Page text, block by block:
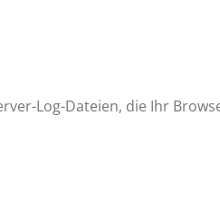
Log-Dateien, die Ihr